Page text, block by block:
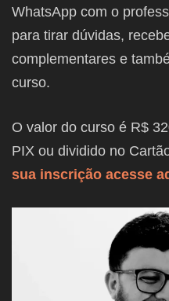
WhatsApp com o
para tirar dúvidas,
complementares e
curso.
O valor do curso é R$
PIX ou dividido no
sua inscrição acesse